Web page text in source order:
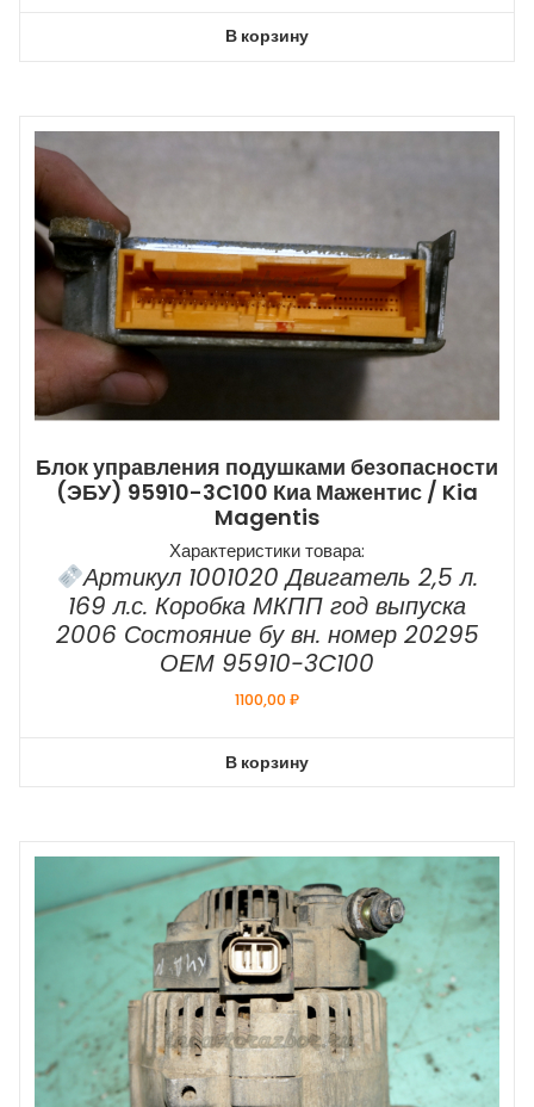
В корзину
Блок управления подушками безопасности
(ЭБУ) 95910-3C100 Киа Мажентис / Kia
Magentis
Характеристики товара:
Артикул 1001020 Двигатель 2,5 л.
169 л.с. Коробка МКПП год выпуска
2006 Состояние бу вн. номер 20295
ОЕМ 95910-3C100
1100,00₽
В корзину